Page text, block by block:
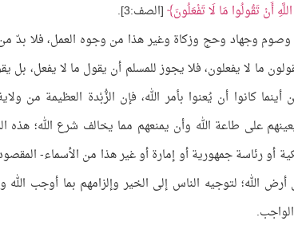
أَنْ تَقُولُوا مَا لَا تَفْعَلُونَ [الصف:3].
وصوم وجهاد وحج وزكاة وغير هذا من وجوه العمل، فلا بدّ
ما لا يفعلون، فلا يجوز للمسلم أن يقول ما لا يفعل،
كانوا أن يُعنوا بأمر الله، فإن الزُّبْدة العظيمة من
على طاعة الله وأن يمنعهم مما يخالف شرع الله؛ هذه
أو رئاسة جمهورية أو إمارة أو غير هذا من الأسماء-
الله؛ لتوجيه الناس إلى الخير وإلزامهم بما أوجب الله